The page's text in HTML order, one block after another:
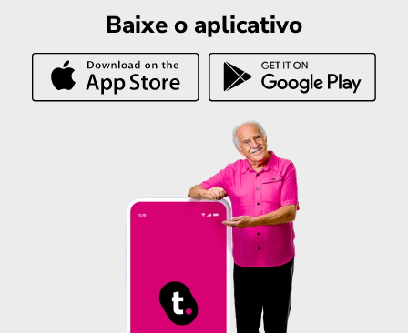
Baixe o aplicativo